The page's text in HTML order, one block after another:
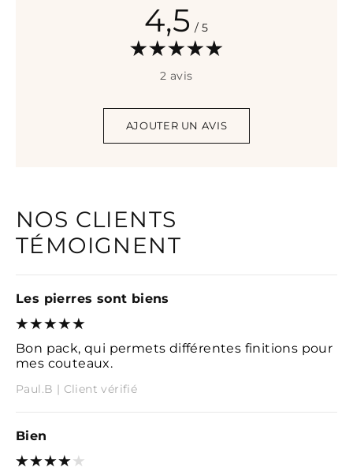
4,5 / 5
2 avis
AJOUTER UN AVIS
NOS CLIENTS
TÉMOIGNENT
Les pierres sont biens
Bon pack, qui permets différentes finitions pour
mes couteaux.
Paul.B | Client vérifié
Bien